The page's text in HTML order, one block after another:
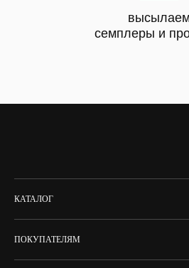
семплеры и
КАТАЛОГ
ПОКУПАТЕЛЯМ